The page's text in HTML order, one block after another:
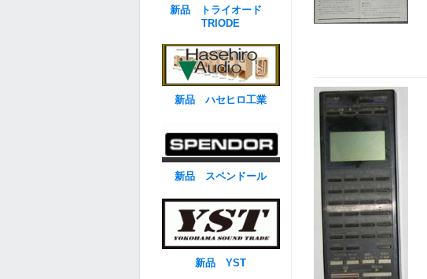
新品 トライオード
TRIODE
新品 ハセヒロ工業
新品 スペンドール
新品 YST